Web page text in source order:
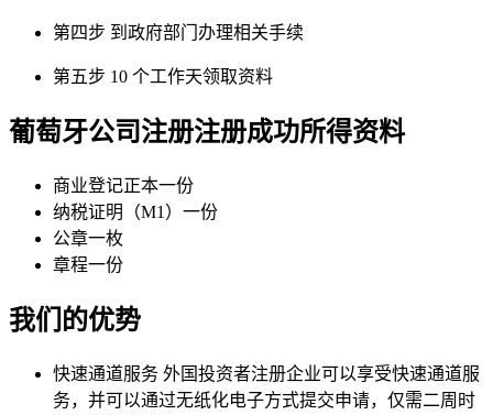
第四步 到政府部门办理相关手续
第五步 10 个工作天领取资料
葡萄牙公司注册注册成功所得资料
商业登记正本一份
纳税证明（M1）一份
公章一枚
章程一份
我们的优势
快速通道服务 外国投资者注册企业可以享受快速通道服
务，并可以通过无纸化电子方式提交申请，仅需二周时